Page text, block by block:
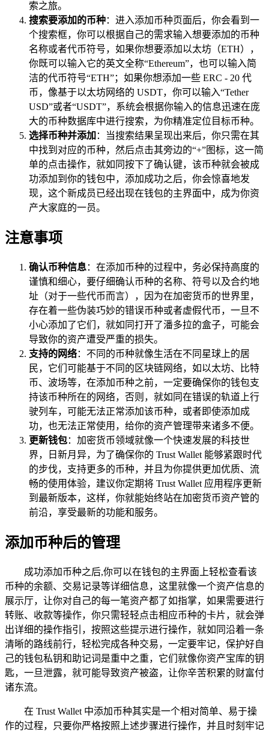
索之旅。
搜索要添加的币种：进入添加币种页面后，你会看到一
个搜索框，你可以根据自己的需求输入想要添加的币种
名称或者代币符号，如果你想要添加以太坊（ETH），
你既可以输入它的英文全称“Ethereum”，也可以输入简
洁的代币符号“ETH”；如果你想添加一些 ERC - 20 代
币，像基于以太坊网络的 USDT，你可以输入“Tether
USD”或者“USDT”，系统会根据你输入的信息迅速在庞
大的币种数据库中进行搜索，为你精准定位目标币种。
选择币种并添加 ：当搜索结果呈现出来后，你只需在其
中找到对应的币种，然后点击其旁边的“+”图标，这一简
单的点击操作，就如同按下了确认键，该币种就会被成
功添加到你的钱包中，添加成功之后，你会惊喜地发
现，这个新成员已经出现在钱包的主界面中，成为你资
产大家庭的一员。
注意事项
确认币种信息：在添加币种的过程中，务必保持高度的
谨慎和细心，要仔细确认币种的名称、符号以及合约地
址（对于一些代币而言），因为在加密货币的世界里，
存在着一些伪装巧妙的错误币种或者虚假代币，一旦不
小心添加了它们，就如同打开了潘多拉的盒子，可能会
导致你的资产遭受严重的损失。
支持的网络：不同的币种就像生活在不同星球上的居
民，它们可能基于不同的区块链网络，如以太坊、比特
币、波场等，在添加币种之前，一定要确保你的钱包支
持该币种所在的网络，否则，就如同在错误的轨道上行
驶列车，可能无法正常添加该币种，或者即使添加成
功，也无法正常使用，给你的资产管理带来诸多不便。
更新钱包：加密货币领域就像一个快速发展的科技世
界，日新月异，为了确保你的 Trust Wallet 能够紧跟时代
的步伐，支持更多的币种，并且为你提供更加优质、流
畅的使用体验，建议你定期将 Trust Wallet 应用程序更新
到最新版本，这样，你就能始终站在加密货币资产管的
前沿，享受最新的功能和服务。
添加币种后的管理
成功添加币种之后,你可以在钱包的主界面上轻松查看该
币种的余额、交易记录等详细信息，这里就像一个资产信息的
展示厅，让你对自己的每一笔资产都了如指掌，如果需要进行
转账、收款等操作，你只需轻轻点击相应币种的卡片，就会弹
出详细的操作指引，按照这些提示进行操作，就如同沿着一条
清晰的路线前行，轻松完成各种交易，一定要牢记，保护好自
己的钱包私钥和助记词是重中之重，它们就像你资产宝库的钥
匙，一旦泄露，就可能导致资产被盗，让你辛苦积累的财富付
诸东流。
在 Trust Wallet 中添加币种其实是一个相对简单、易于操
作的过程，只要你严格按照上述步骤进行操作，并且时刻牢记